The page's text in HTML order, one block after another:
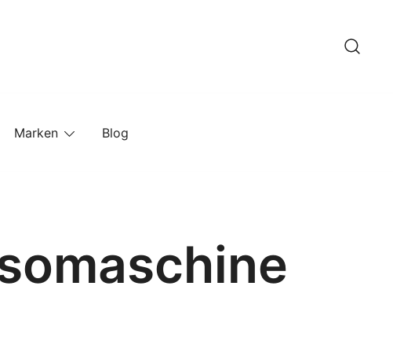
Marken Blog